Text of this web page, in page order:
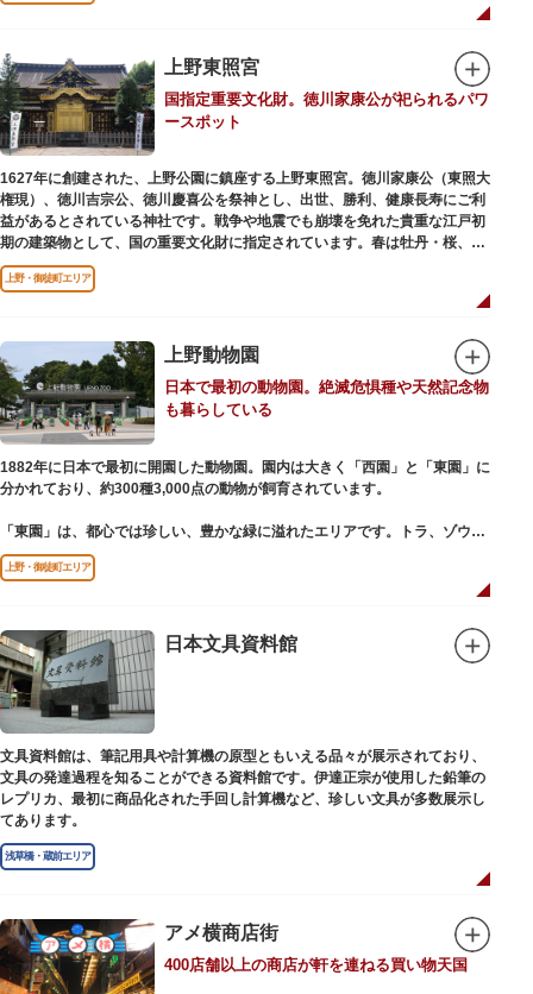
います。戦火を免れた輪王寺門跡御本坊表門、徳川将軍霊廟勅額門など重要
清水観音堂の舞台前に復元された「月の松」は、浮世絵師歌川広重の「名所
江戸百景」にも描かれていることで有名。丸い形の松から不忍池辯天堂を見
下ろす風流な景観は、絶好のフォトスポットとなっています。
東叡山（とうえいざん）という山号は、東の「比叡山延暦寺」を意味してお
り、比叡山や京都の有名寺院になぞらえて上野の山に数多くの堂舎が建立さ
れました。本尊は薬師瑠璃光如来（やくしるりこうにょらい）で、伝教大師
最澄が自ら彫ったと伝えられる秘仏です。徳川歴代将軍の祈祷寺と菩提寺を
兼ね、御霊廟には6名の将軍が埋葬されています。
上野東照宮
国指定重要文化財。徳川家康公が祀られるパワ
ースポット
1627年に創建された、上野公園に鎮座する上野東照宮。徳川家康公（東照大
権現）、徳川吉宗公、徳川慶喜公を祭神とし、出世、勝利、健康長寿にご利
益があるとされている神社です。戦争や地震でも崩壊を免れた貴重な江戸初
期の建築物として、国の重要文化財に指定されています。春は牡丹・桜、秋
は紅葉やダリア展、お正月は初詣や冬ぼたん鑑賞の地として、年間を通して
国内外からの参拝者で賑わうスポットです。
軍・徳川家光公が、日光東照宮までお参りに行けない江戸の人々のために建
てられたそう。社殿内部は文化財保護のため通常は非公開ですが、特別公開
が実施されることもあるので、拝観を申し込んでみてはいかがでしょうか。
授与所では、期間・数量限定のお守りや御朱印も授与されているので要チェ
ック。手塚治虫のユニコのお守りなど愛らしいものがありますよ。
上野・御徒町エリア
上野動物園
日本で最初の動物園。絶滅危惧種や天然記念物
も暮らしている
1882年に日本で最初に開園した動物園。園内は大きく「西園」と「東園」に
分かれており、約300種3,000点の動物が飼育されています。
「東園」は、都心では珍しい、豊かな緑に溢れたエリアです。トラ、ゾウな
どが住む森エリアや、ホッキョクグマやアザラシが住む海エリアでは、水浴
びなど迫力あるシーンが目撃できることもあります。国指定重要文化財の
一方「西園」は、蓮の名所としても知られる風光明媚な「不忍池」のほとり
に位置する区域。キリンやサイなどの人気動物をはじめ、アイアイや“動か
ない鳥”として話題のハシビロコウなどユニークな種も見られます。
子ども動物園「すてっぷ」では、小動物を間近で観察することを通じて、命
の大切さや生きものの魅力が学べる体験プログラムが実施されています。
歩き疲れたり、お腹が空いてきたら、園内にいくつかあるフードショップで
休憩しましょう。それぞれのお店で、動物たちをモチーフにした可愛いフー
ドやスイーツが食べられます。オリジナルグッズを取り扱うギフトショップ
も必見です。
上野・御徒町エリア
日本文具資料館
文具資料館は、筆記用具や計算機の原型ともいえる品々が展示されており、
文具の発達過程を知ることができる資料館です。伊達正宗が使用した鉛筆の
レプリカ、最初に商品化された手回し計算機など、珍しい文具が多数展示し
てあります。
浅草橋・蔵前エリア
アメ横商店街
400店舗以上の商店が軒を連ねる買い物天国